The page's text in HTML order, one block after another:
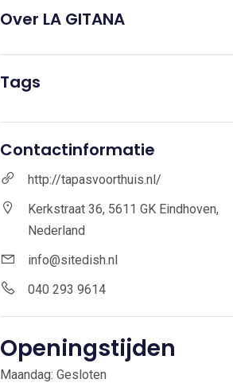
Over LA GITANA
Tags
Contactinformatie
http://tapasvoorthuis.nl/
Kerkstraat 36, 5611 GK Eindhoven,
Nederland
info@sitedish.nl
040 293 9614
Openingstijden
Maandag: Gesloten